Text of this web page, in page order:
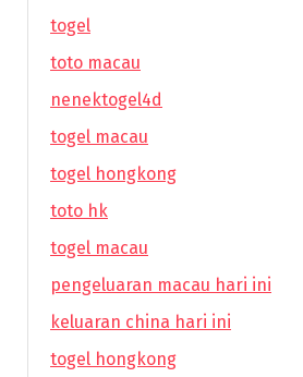
togel
toto macau
nenektogel4d
togel macau
togel hongkong
toto hk
togel macau
pengeluaran macau hari ini
keluaran china hari ini
togel hongkong